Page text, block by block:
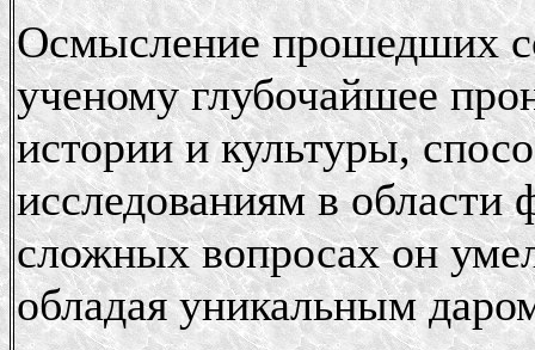
Осмысление прошедших
ученому глубочайшее
истории и культуры,
исследованиям в
сложных вопросах он
обладая уникальным